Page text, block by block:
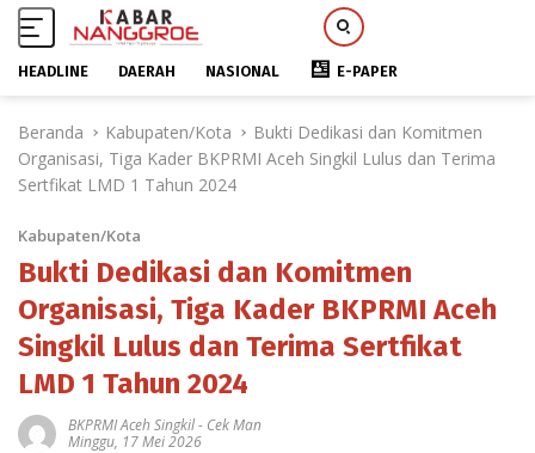
HEADLINE DAERAH NASIONAL E-PAPER
Beranda Kabupaten/Kota
Bukti Dedikasi dan Komitmen
Organisasi, Tiga Kader BKPRMI Aceh Singkil Lulus dan Terima
Sertfikat LMD 1 Tahun 2024
Kabupaten/Kota
Bukti Dedikasi dan Komitmen
Organisasi, Tiga Kader BKPRMI Aceh
Singkil Lulus dan Terima Sertfikat
LMD 1 Tahun 2024
BKPRMI Aceh Singkil- Cek Man
Minggu, 17 Mei 2026